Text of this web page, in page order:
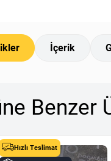
İçerik
Benzer
Hızlı Teslimat